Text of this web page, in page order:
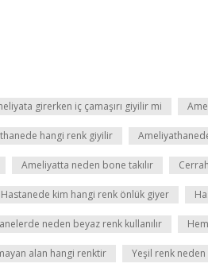
girerken iç çamaşırı giyilir mi
hangi renk giyilir
Ameliyatta neden bone takılır
Hastanede kim hangi renk önlük giyer
neden beyaz renk kullanılır
alan hangi renktir Yeşil renk neden